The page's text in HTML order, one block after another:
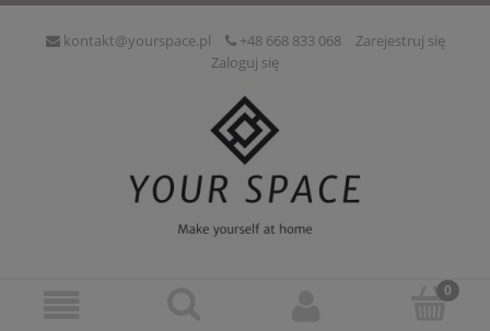
kontakt@yourspace.pl +48 668 833 068
Zarejestruj się
Zaloguj się